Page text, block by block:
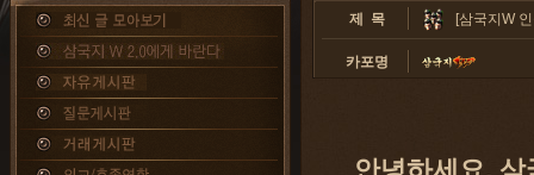
제 목 [삼국지W
카포명